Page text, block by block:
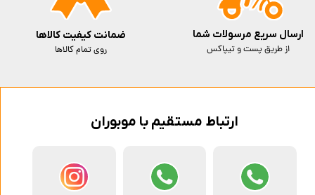
ارتباط مستقیم با موبوران
ارسال سریع مرسولات شما
از طریق پست و تیپاکس
ضمانت کیفیت کالاها
روی تمام کالاها